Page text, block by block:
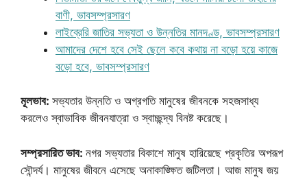
বাণী, ভাবসম্প্রসারণ
লাইব্রেরি জাতির সভ্যতা ও উন্নতির মানদণ্ড, ভাবসম্প্রসারণ
আমাদের দেশে হবে সেই ছেলে কবে কথায় না বড়ো হয়ে কাজে
বড়ো হবে, ভাবসম্প্রসারণ
মূলভাব: সভ্যতার উন্নতি ও অগ্রগতি মানুষের জীবনকে সহজসাধ্য
করলেও স্বাভাবিক জীবনযাত্রা ও স্বাচ্ছন্দ্য বিনষ্ট করেছে।
সম্প্রসারিত ভাব: নগর সভ্যতার বিকাশে মানুষ হারিয়েছে প্রকৃতির অপরূপ
সৌন্দর্য। মানুষের জীবনে এসেছে অনাকাঙ্ক্ষিত জটিলতা। আজ মানুষ জয়